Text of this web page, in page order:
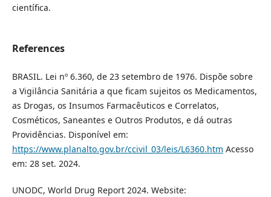
científica.
References
BRASIL. Lei nº 6.360, de 23 setembro de 1976. Dispõe sobre
a Vigilância Sanitária a que ficam sujeitos os Medicamentos,
as Drogas, os Insumos Farmacêuticos e Correlatos,
Cosméticos, Saneantes e Outros Produtos, e dá outras
Providências. Disponível em:
https://www.planalto.gov.br/ccivil_03/leis/L6360.htm Acesso
em: 28 set. 2024.
UNODC, World Drug Report 2024. Website: